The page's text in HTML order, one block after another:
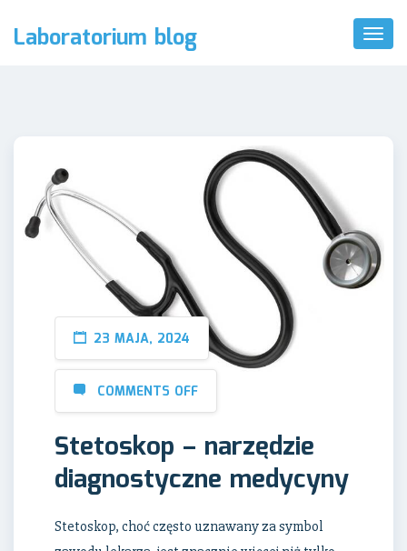
Toggle
Laboratorium blog
23 MAJA, 2024
COMMENTS OFF
Stetoskop – narzędzie
diagnostyczne medycyny
Stetoskop, choć często uznawany za symbol